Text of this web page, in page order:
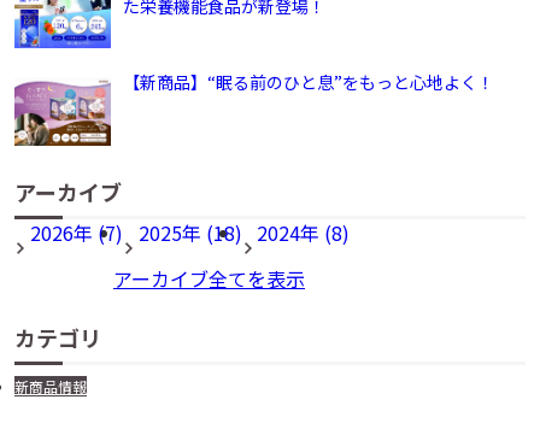
た栄養機能食品が新登場！
【新商品】“眠る前のひと息”をもっと心地よく！
アーカイブ
2026年 (7) 2025年 (18) 2024年 (8)
アーカイブ全てを表示
カテゴリ
新商品情報